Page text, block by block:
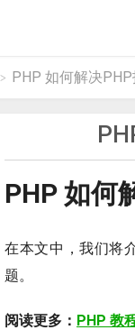
> PHP 如何解决
PHP 如何
在本文中，我们将
题。
阅读更多： PHP 教